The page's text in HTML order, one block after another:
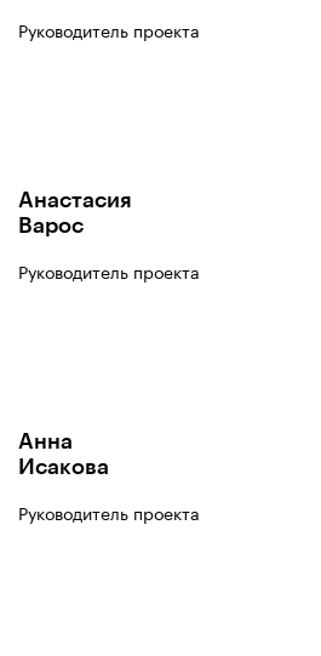
Руководитель проекта
Анастасия
Варос
Руководитель проекта
Анна
Исакова
Руководитель проекта